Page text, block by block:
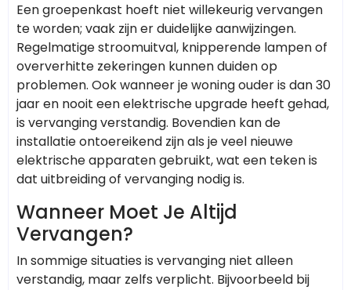
Een groepenkast hoeft niet willekeurig vervangen
te worden; vaak zijn er duidelijke aanwijzingen.
Regelmatige stroomuitval, knipperende lampen of
oververhitte zekeringen kunnen duiden op
problemen. Ook wanneer je woning ouder is dan 30
jaar en nooit een elektrische upgrade heeft gehad,
is vervanging verstandig. Bovendien kan de
installatie ontoereikend zijn als je veel nieuwe
elektrische apparaten gebruikt, wat een teken is
dat uitbreiding of vervanging nodig is.
Wanneer Moet Je Altijd
Vervangen?
In sommige situaties is vervanging niet alleen
verstandig, maar zelfs verplicht. Bijvoorbeeld bij